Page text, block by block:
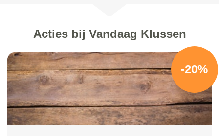
Acties bij Vandaag Klussen
-20%